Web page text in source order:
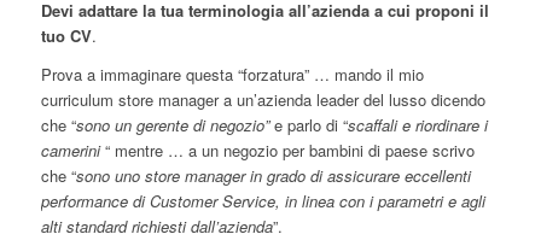
Devi adattare la tua terminologia all’azienda a cui proponi il
tuo CV.
Prova a immaginare questa “forzatura” … mando il mio
curriculum store manager a un’azienda leader del lusso dicendo
che “sono un gerente di negozio”e parlo di “scaffali e riordinare i
camerini“ mentre … a un negozio per bambini di paese scrivo
che “sono uno store manager in grado di assicurare eccellenti
performance di Customer Service, in linea con i parametri e agli
alti standard richiesti dall’azienda”.